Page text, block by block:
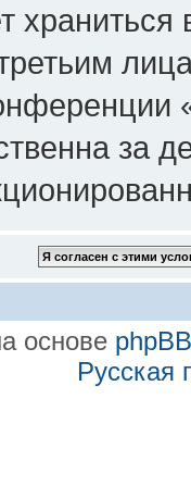
за
основе phpBB
Русская